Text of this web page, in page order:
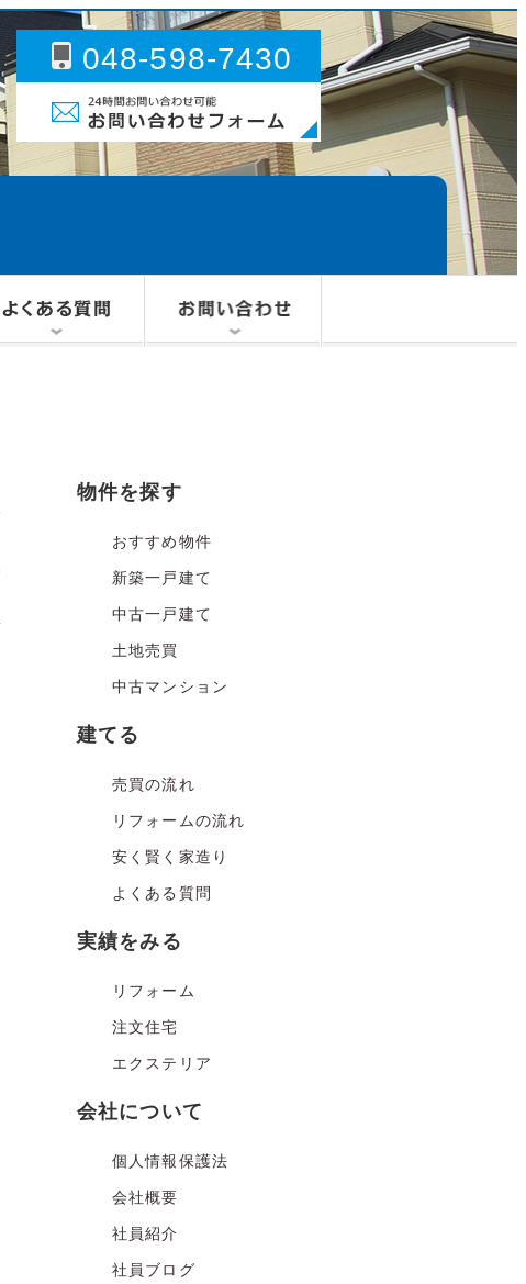
048-598-7430
お問い合わせフォーム
物件を探す
おすすめ物件
新築一戸建て
中古一戸建て
土地売買
中古マンション
建てる
売買の流れ
リフォームの流れ
安く賢く家造り
よくある質問
実績をみる
リフォーム
注文住宅
エクステリア
会社について
個人情報保護法
会社概要
社員紹介
社員ブログ